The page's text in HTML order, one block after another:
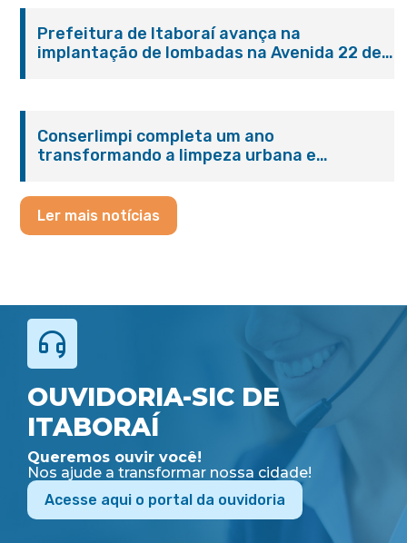
Prefeitura de Itaboraí avança na
implantação de lombadas na Avenida 22 de
Conserlimpi completa um ano
transformando a limpeza urbana e
Ler mais notícias
OUVIDORIA-SIC DE
ITABORAÍ
Queremos ouvir você!
Nos ajude a transformar nossa cidade!
Acesse aqui o portal da ouvidoria